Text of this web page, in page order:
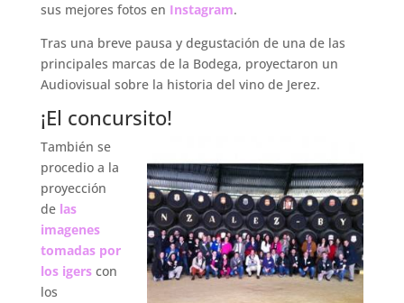
sus mejores fotos en Instagram.
Tras una breve pausa y degustación de una de las
principales marcas de la Bodega, proyectaron un
Audiovisual sobre la historia del vino de Jerez.
¡El concursito!
También se
procedio a la
proyección
de las
imagenes
tomadas por
los igers con
los